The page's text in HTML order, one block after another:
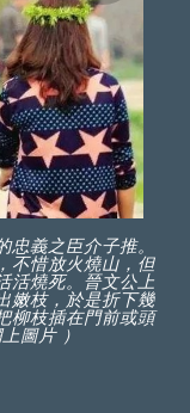
忠義之臣介子推。
不惜放火燒山，但
活燒死。晉文公上
嫩枝，於是折下幾
柳枝插在門前或頭
圖片 ）